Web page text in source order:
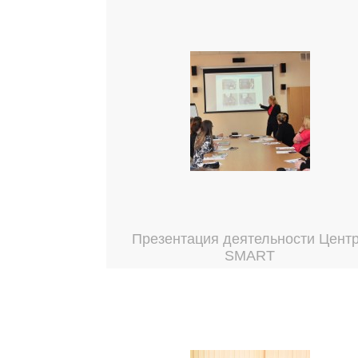
Презентация деятельности
SMART